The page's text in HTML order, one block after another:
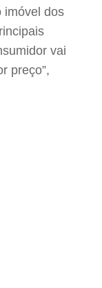
imóvel dos
vai
preço”,